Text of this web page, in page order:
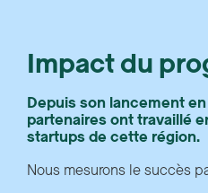
Impact du
Depuis son lancement
partenaires ont travaillé
startups de cette région.
Nous mesurons le succès